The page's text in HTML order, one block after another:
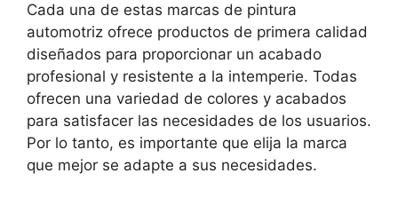
Cada una de estas marcas de pintura
automotriz ofrece productos de primera calidad
diseñados para proporcionar un acabado
profesional y resistente a la intemperie. Todas
ofrecen una variedad de colores y acabados
para satisfacer las necesidades de los usuarios.
Por lo tanto, es importante que elija la marca
que mejor se adapte a sus necesidades.